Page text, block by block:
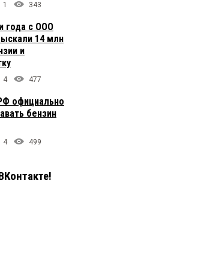
1 343
года с ООО
14 млн
и
4 477
официально
бензин
4 499